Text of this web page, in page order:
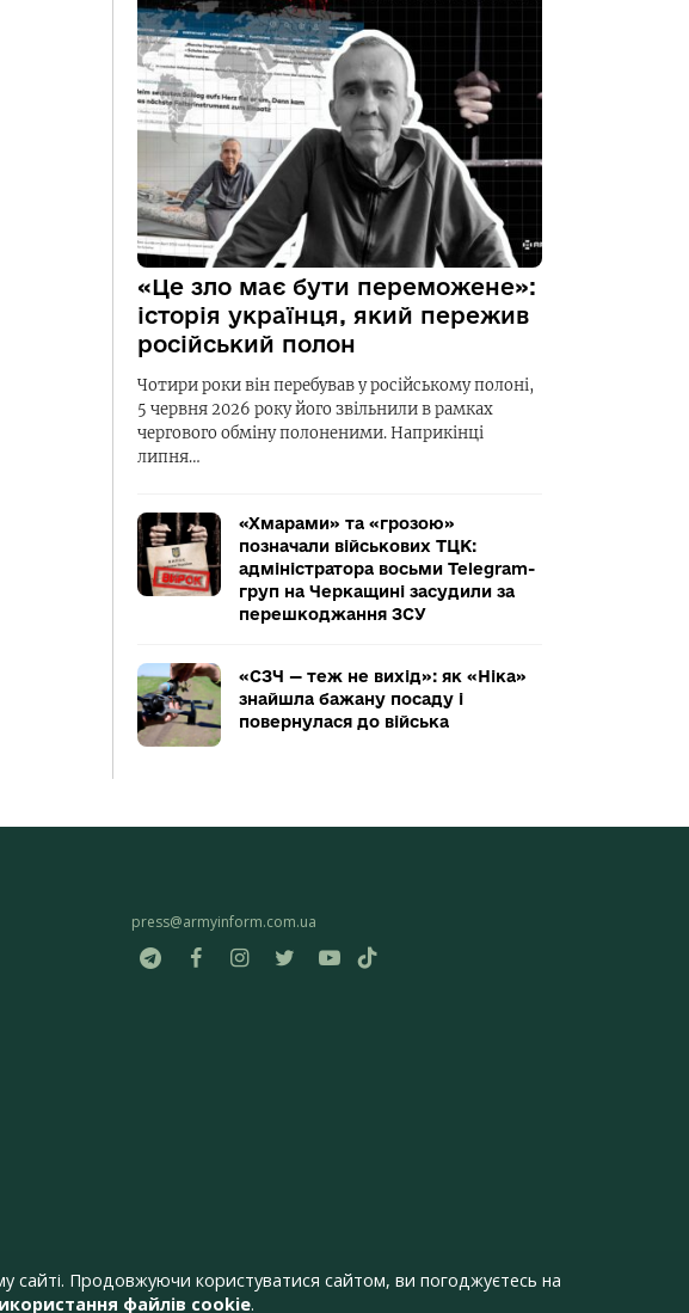
«Це зло має бути переможене»:
історія українця, який пережив
російський полон
Чотири роки він перебував у російському полоні,
5 червня 2026 року його звільнили в рамках
чергового обміну полоненими. Наприкінці
липня…
«Хмарами» та «грозою»
позначали військових ТЦК:
адміністратора восьми Telegram-
груп на Черкащині засудили за
перешкоджання ЗСУ
«СЗЧ — теж не вихід»: як «Ніка»
знайшла бажану посаду і
повернулася до війська
press@armyinform.com.ua
Продовжуючи користуватися сайтом, ви погоджуєтесь на
файлів cookie.